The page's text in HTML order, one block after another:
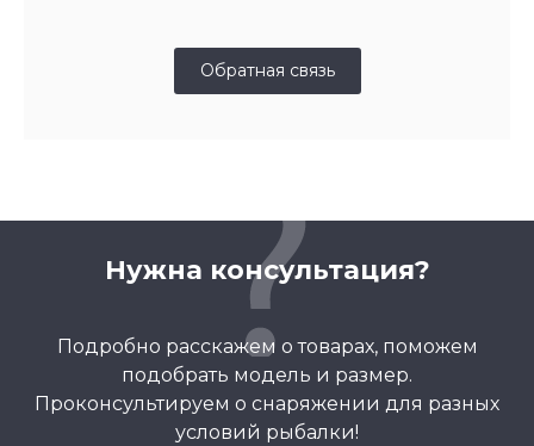
Обратная связь
Нужна консультация?
Подробно расскажем о товарах, поможем
подобрать модель и размер.
Проконсультируем о снаряжении для разных
условий рыбалки!